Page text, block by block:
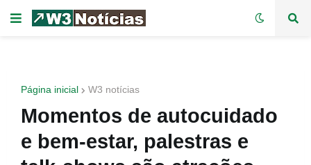
Página inicial W3 notícias
Momentos de autocuidado
e bem-estar, palestras e